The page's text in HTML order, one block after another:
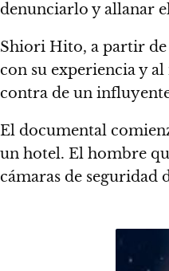
denunciarlo y allanar
Shiori Hito, a partir
con su experiencia y
contra de un
El documental
un hotel. El hombre
cámaras de seguridad